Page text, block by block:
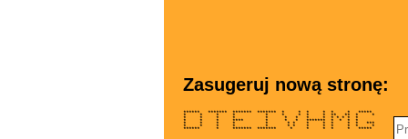
Zasugeruj nową stronę:
****** ******* ******* ******* * * * * * * *****
* * * * * * * * * ** ** * *
* * * * * * * * * * * * * *
* * * **** * * * ******* * * * *
* * * * * * * * * * * * ***
* * * * * * * * * * * * *
****** * ******* ******* * * * * * *****